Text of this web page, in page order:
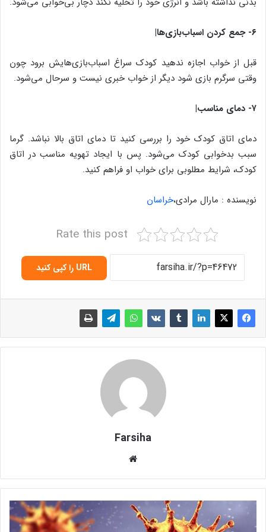
۶- جمع کردن اسباب‌بازی‌ها|
قبل از خواب اجازه ندهید کودک سراغ اسباب‌بازی‌هایش برود چون
وقتی سرگرم بازی شود دیگر از خواب خبری نیست و سرحال می‌شود.
۷- دمای مناسب|
دمای اتاق کودک خود را بررسی کنید تا دمای اتاق بالا نباشد. گرما
سبب بدخوابی کودک می‌شود. پس با ایجاد تهویه مناسب در اتاق
کودک، شرایط مطلوبی برای خواب او فراهم کنید.
نویسنده : مارال مرادی،خراسان
Rate this post
URL را کپی کنید
Farsiha
ت